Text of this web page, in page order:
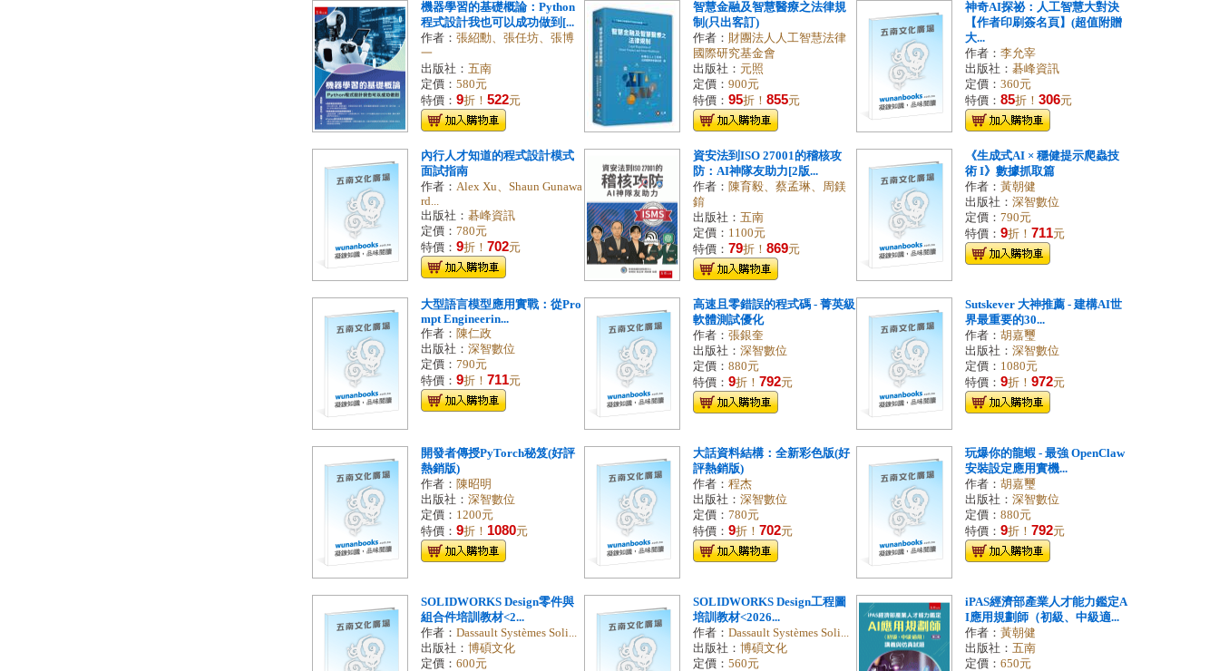
機器學習的基礎概論：Python
程式設計我也可以成功做到[...
作者： 張紹勳、張任坊、張博
一
出版社： 五南
定價： 580元
特價： 9折！ 522元
智慧金融及智慧醫療之法律規
制(只出客訂)
作者： 財團法人人工智慧法律
國際研究基金會
出版社： 元照
定價： 900元
特價： 95折！ 855元
神奇AI探祕：人工智慧大對決
【作者印刷簽名頁】(超值附贈
大...
作者： 李允宰
出版社： 碁峰資訊
定價： 360元
特價： 85折！ 306元
內行人才知道的程式設計模式
面試指南
作者： Alex Xu、Shaun Gunawa
rd...
出版社： 碁峰資訊
定價： 780元
特價： 9折！ 702元
資安法到ISO 27001的稽核攻
防：AI神隊友助力[2版...
作者： 陳育毅、蔡孟琳、周鎂
錥
出版社： 五南
定價： 1100元
特價： 79折！ 869元
《生成式AI × 穩健提示爬蟲技
術 I》數據抓取篇
作者： 黃朝健
出版社： 深智數位
定價： 790元
特價： 9折！ 711元
大型語言模型應用實戰：從Pro
mpt Engineerin...
作者： 陳仁政
出版社： 深智數位
定價： 790元
特價： 9折！ 711元
高速且零錯誤的程式碼 - 菁英級
軟體測試優化
作者： 張銀奎
出版社： 深智數位
定價： 880元
特價： 9折！ 792元
Sutskever 大神推薦 - 建構AI世
界最重要的30...
作者： 胡嘉璽
出版社： 深智數位
定價： 1080元
特價： 9折！ 972元
開發者傳授PyTorch秘笈(好評
熱銷版)
作者： 陳昭明
出版社： 深智數位
定價： 1200元
特價： 9折！ 1080元
大話資料結構：全新彩色版(好
評熱銷版)
作者： 程杰
出版社： 深智數位
定價： 780元
特價： 9折！ 702元
玩爆你的龍蝦 - 最強 OpenClaw
安裝設定應用實機...
作者： 胡嘉璽
出版社： 深智數位
定價： 880元
特價： 9折！ 792元
SOLIDWORKS Design零件與
組合件培訓教材<2...
作者： Dassault Systèmes Soli...
出版社： 博碩文化
定價： 600元
SOLIDWORKS Design工程圖
培訓教材<2026...
作者： Dassault Systèmes Soli...
出版社： 博碩文化
定價： 560元
iPAS經濟部產業人才能力鑑定A
I應用規劃師（初級、中級適...
作者： 黃朝健
出版社： 五南
定價： 650元